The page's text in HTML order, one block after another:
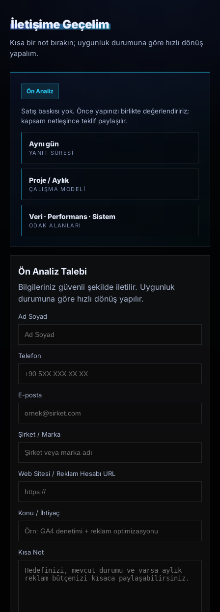
İletişime Geçelim
Kısa bir not bırakın; uygunluk durumuna göre hızlı dönüş
yapalım.
Ön Analiz
Satış baskısı yok. Önce yapınızı birlikte değerlendiririz;
kapsam netleşince teklif paylaşılır.
Aynı gün
YANIT SÜRESI
Proje / Aylık
ÇALIŞMA MODELI
Veri · Performans · Sistem
ODAK ALANLARI
Ön Analiz Talebi
Bilgileriniz güvenli şekilde iletilir. Uygunluk
durumuna göre hızlı dönüş yapılır.
Ad Soyad
Telefon
E-posta
Şirket / Marka
Web Sitesi / Reklam Hesabı URL
Konu / İhtiyaç
Kısa Not